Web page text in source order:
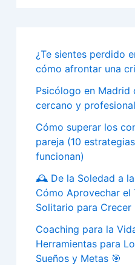
¿Te sientes perdido
cómo afrontar una
Psicólogo en Madrid
cercano y profesional
Cómo superar los
pareja (10
funcionan)
🕰️ De la Soledad a
Cómo Aprovechar el
Solitario para Crecer
Coaching para la
Herramientas para
Sueños y Metas 🎯